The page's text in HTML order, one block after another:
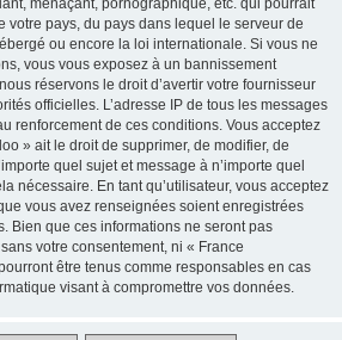
menaçant, pornographique, etc. qui pourrait
votre pays, du pays dans lequel le serveur de
ou encore la loi internationale. Si vous ne
vous vous exposez à un bannissement
réservons le droit d’avertir votre fournisseur
officielles. L’adresse IP de tous les messages
renforcement de ces conditions. Vous acceptez
» ait le droit de supprimer, de modifier, de
quel sujet et message à n’importe quel
nécessaire. En tant qu’utilisateur, vous acceptez
vous avez renseignées soient enregistrées
Bien que ces informations ne seront pas
votre consentement, ni « France
être tenus comme responsables en cas
visant à compromettre vos données.